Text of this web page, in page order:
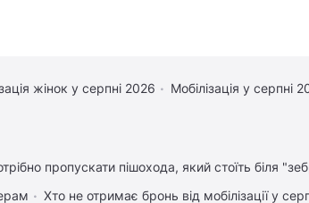
жінок у серпні 2026 Мобілізація у серпні
пропускати пішохода, який стоїть біля
Хто не отримає бронь від мобілізації у